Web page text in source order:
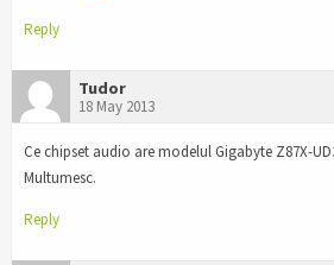
Reply
Tudor
18 May 2013
Ce chipset audio are modelul Gigabyte Z87X-
Multumesc.
Reply